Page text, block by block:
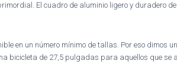
El cuadro de aluminio ligero y duradero de
en un número mínimo de tallas. Por eso dimos
bicicleta de 27,5 pulgadas para aquellos que se